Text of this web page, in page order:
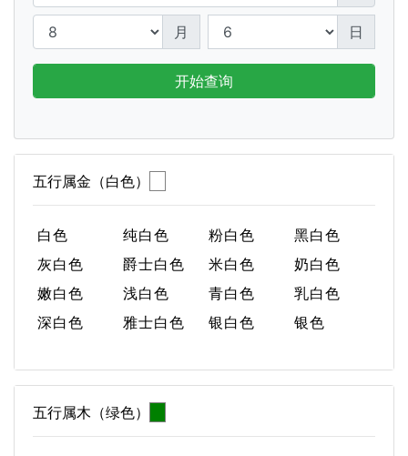
月 日
开始查询
五行属金（白色）
白色 纯白色 粉白色
黑白色
灰白色
爵士白色 米白色
奶白色
嫩白色
浅白色 青白色
乳白色
深白色
雅士白色 银白色 银色
五行属木（绿色）